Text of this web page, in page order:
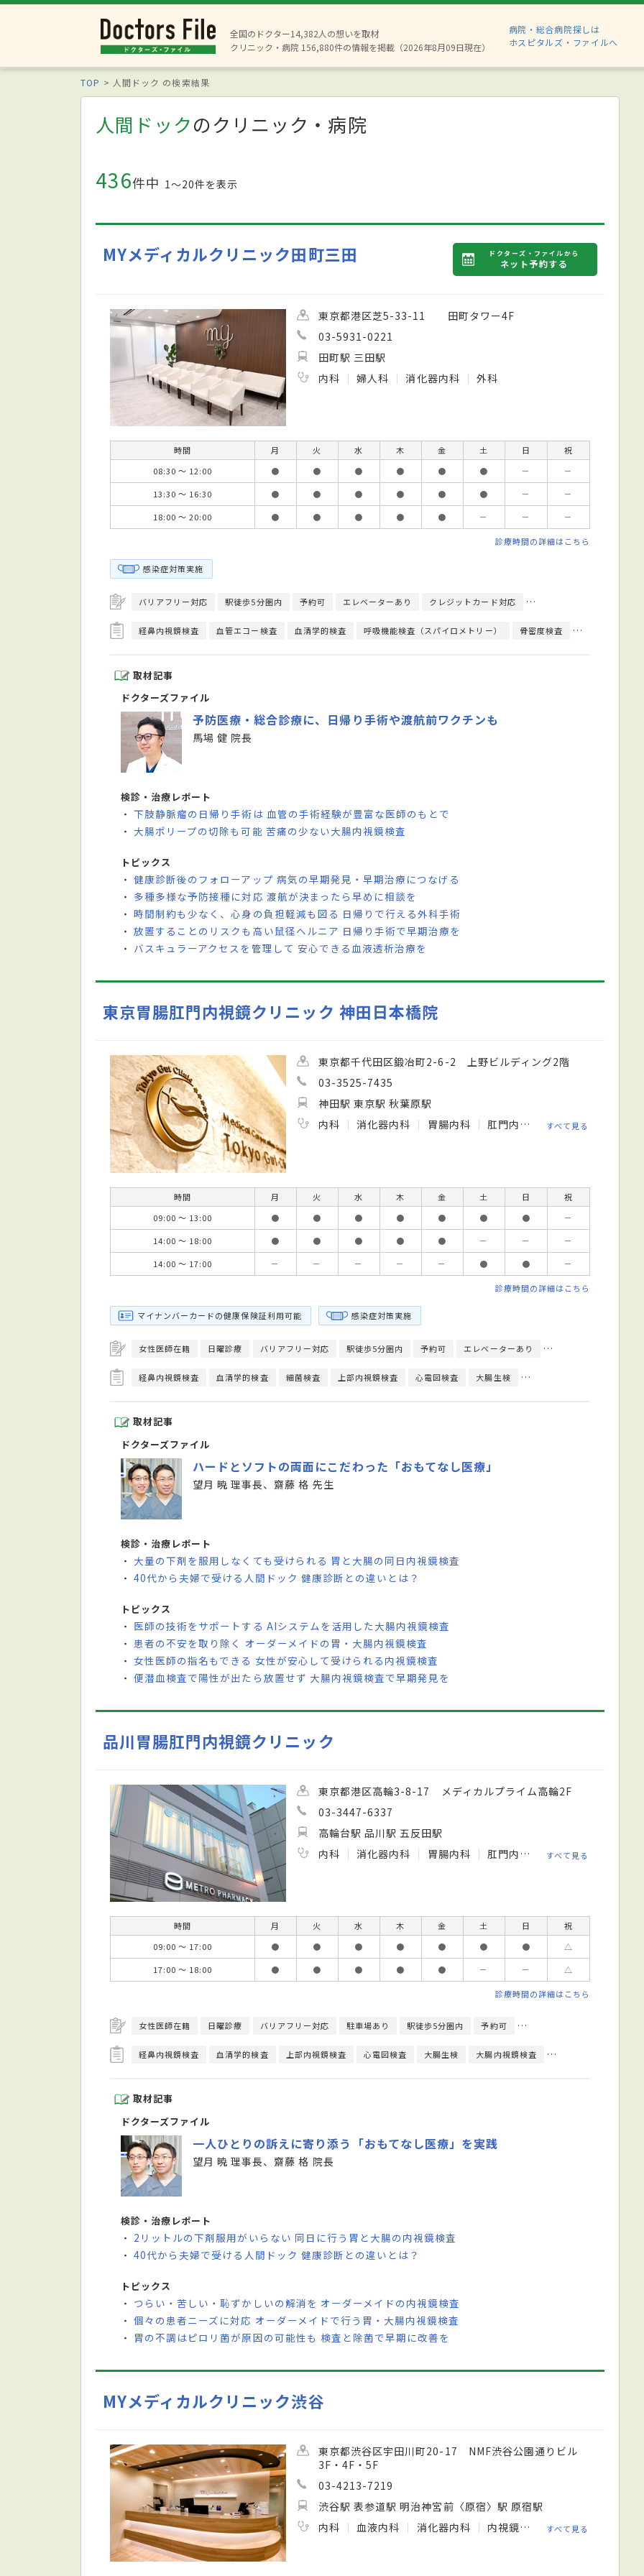
全国のドクター14,382人の想いを取材
クリニック・病院 156,880件の情報を掲載（2026年8月09日現在）
病院・総合病院探しは
ホスピタルズ・ファイルへ
TOP 人間ドック の検索結果
人間ドックのクリニック・病院
436件中 1〜20件を表示
MYメディカルクリニック田町三田 ドクターズ・ファイルから
ネット予約する
東京都港区芝5-33-11 田町タワー4F
03-5931-0221
田町駅 三田駅
内科
婦人科 消化器内科 外科
時間 月 火 水 木 金 土 日
祝
08:30 ～ 12:00
● ● ● ● ● ● －
－
13:30 ～ 16:30
● ● ● ● ● ● －
－
18:00 ～ 20:00
● ● ● ● ● － － －
診療時間の詳細はこちら
感染症対策実施
バリアフリー対応 駅徒歩5分圏内 予約可 エレベーターあり クレジットカード対応 健康診断対応 人間ドッ
経鼻内視鏡検査 血管エコー検査 血清学的検査 呼吸機能検査（スパイロメトリー） 骨密度検査 細菌検査
取材記事
ドクターズファイル
予防医療・総合診療に、日帰り手術や渡航前ワクチンも
馬場 健 院長
検診・治療レポート
・下肢静脈瘤の日帰り手術は 血管の手術経験が豊富な医師のもとで
・ 大腸ポリープの切除も可能 苦痛の少ない大腸内視鏡検査
トピックス
・健康診断後のフォローアップ 病気の早期発見・早期治療につなげる
・ 多種多様な予防接種に対応 渡航が決まったら早めに相談を
・時間制約も少なく、心身の負担軽減も図る 日帰りで行える外科手術
・放置することのリスクも高い鼠径ヘルニア 日帰り手術で早期治療を
・ バスキュラーアクセスを管理して 安心できる血液透析治療を
東京胃腸肛門内視鏡クリニック 神田日本橋院
東京都千代田区鍛冶町2-6-2 上野ビルディング2階
03-3525-7435
神田駅 東京駅 秋葉原駅
内科
消化器内科 胃腸内科 肛門内科 内視鏡内科
すべて見る
時間 月 火 水 木 金 土 日
祝
09:00 ～ 13:00
● ● ● ● ● ● ●
－
14:00 ～ 18:00
● ● ● ● ● － －
－
14:00 ～ 17:00
－ － － － － ● ● －
診療時間の詳細はこちら
マイナンバーカードの健康保険証利用可能 感染症対策実施
女性医師在籍 日曜診療 バリアフリー対応 駅徒歩5分圏内 予約可 エレベーターあり クレジットカード対応
経鼻内視鏡検査 血清学的検査 細菌検査 上部内視鏡検査 心電図検査 大腸生検 大腸内視鏡検査
取材記事
ドクターズファイル
ハードとソフトの両面にこだわった「おもてなし医療」
望月 暁 理事長、齋藤 格 先生
検診・治療レポート
・ 大量の下剤を服用しなくても受けられる 胃と大腸の同日内視鏡検査
・40代から夫婦で受ける人間ドック 健康診断との違いとは？
トピックス
・ 医師の技術をサポートする AIシステムを活用した大腸内視鏡検査
・ 患者の不安を取り除く オーダーメイドの胃・大腸内視鏡検査
・女性医師の指名もできる 女性が安心して受けられる内視鏡検査
・便潜血検査で陽性が出たら放置せず 大腸内視鏡検査で早期発見を
品川胃腸肛門内視鏡クリニック
東京都港区高輪3-8-17 メディカルプライム高輪2F
03-3447-6337
高輪台駅 品川駅 五反田駅
内科
消化器内科 胃腸内科 肛門内科 内視鏡内科
すべて見る
時間 月 火 水 木 金 土 日
祝
09:00 ～ 17:00
● ● ● ● ● ● ●
△
17:00 ～ 18:00
● ● ● ● ● － － △
診療時間の詳細はこちら
女性医師在籍 日曜診療 バリアフリー対応 駐車場あり 駅徒歩5分圏内 予約可 エレベーターあり
経鼻内視鏡検査 血清学的検査 上部内視鏡検査 心電図検査 大腸生検 大腸内視鏡検査 直腸診
取材記事
ドクターズファイル
一人ひとりの訴えに寄り添う「おもてなし医療」を実践
望月 暁 理事長、齋藤 格 院長
検診・治療レポート
・ 2リットルの下剤服用がいらない 同日に行う胃と大腸の内視鏡検査
・40代から夫婦で受ける人間ドック 健康診断との違いとは？
トピックス
・ つらい・苦しい・恥ずかしいの解消を オーダーメイドの内視鏡検査
・個々の患者ニーズに対応 オーダーメイドで行う胃・大腸内視鏡検査
・ 胃の不調はピロリ菌が原因の可能性も 検査と除菌で早期に改善を
MYメディカルクリニック渋谷
東京都渋谷区宇田川町20-17 NMF渋谷公園通りビル
3F・4F・5F
03-4213-7219
渋谷駅 表参道駅 明治神宮前〈原宿〉駅 原宿駅
内科
血液内科 消化器内科 内視鏡内科 乳腺内科
すべて見る